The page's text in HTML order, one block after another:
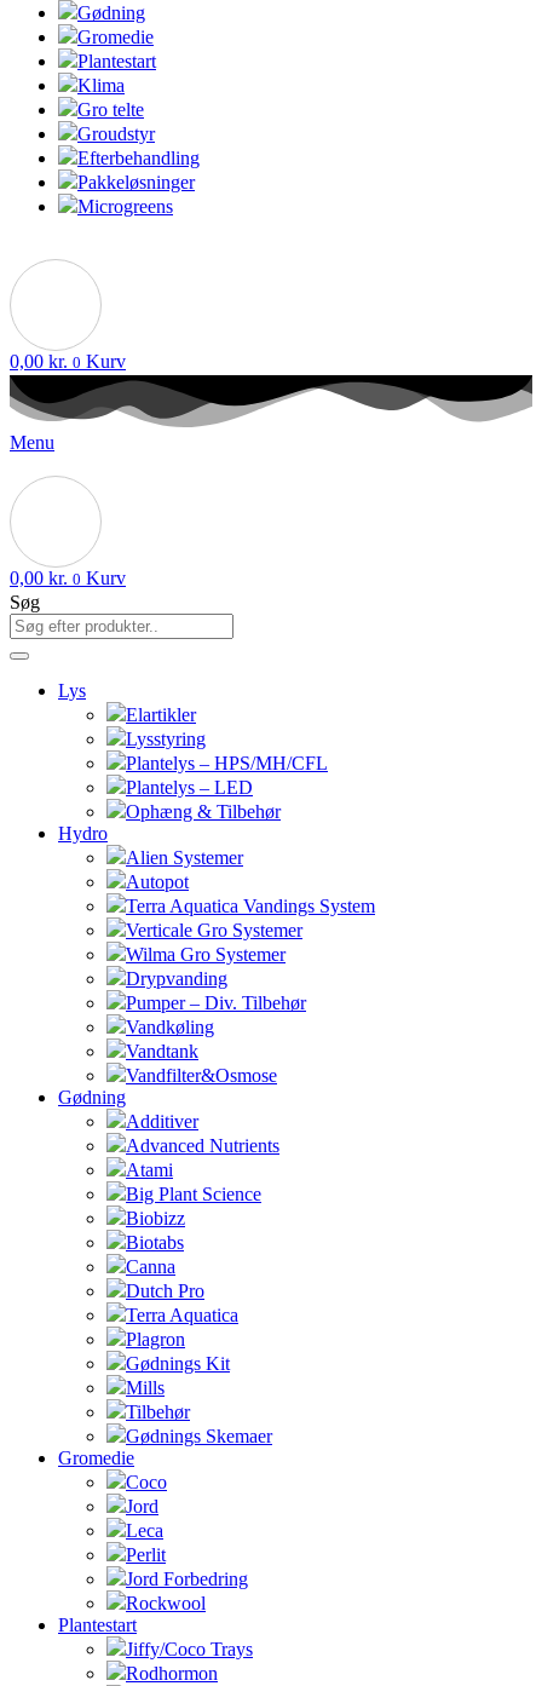
Gødning
Gromedie
Plantestart
Klima
Gro telte
Groudstyr
Efterbehandling
Pakkeløsninger
Microgreens
0,00 kr. 0 Kurv
Menu
0,00 kr. 0 Kurv
Søg
Lys
Elartikler
Lysstyring
Plantelys – HPS/MH/CFL
Plantelys – LED
Ophæng & Tilbehør
Hydro
Alien Systemer
Autopot
Terra Aquatica Vandings System
Verticale Gro Systemer
Wilma Gro Systemer
Drypvanding
Pumper – Div. Tilbehør
Vandkøling
Vandtank
Vandfilter&Osmose
Gødning
Additiver
Advanced Nutrients
Atami
Big Plant Science
Biobizz
Biotabs
Canna
Dutch Pro
Terra Aquatica
Plagron
Gødnings Kit
Mills
Tilbehør
Gødnings Skemaer
Gromedie
Coco
Jord
Leca
Perlit
Jord Forbedring
Rockwool
Plantestart
Jiffy/Coco Trays
Rodhormon